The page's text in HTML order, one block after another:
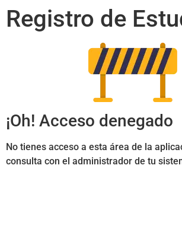
Registro de
¡Oh! Acceso denegado
No tienes acceso a esta área de la
consulta con el administrador de tu